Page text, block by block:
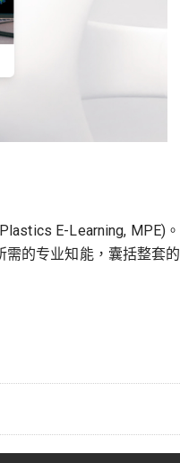
E-Learning, MPE)
的专业知能，囊括整套